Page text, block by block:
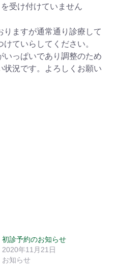
受け付けていません
ますが通常通り診療して
ていらしてください。
いっぱいであり調整のため
状況です。よろしくお願い
初診予約のお知らせ
2020年11月21日
お知らせ